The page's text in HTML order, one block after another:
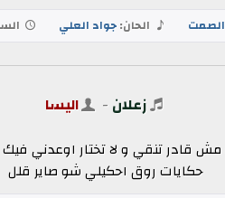
الحان:جواد العلي
زعلان - اليسا
تنقي و لا تختار اوعدني فيك
حكايات روق احكيلي شو صاير قلل